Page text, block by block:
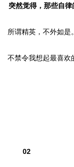
突然觉得，那些自律
所谓精英，不外如是。
不禁令我想起最喜欢
02